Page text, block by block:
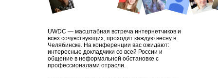
UWDC — масштабная встреча интернетчиков и
всех сочувствующих, проходит каждую весну в
Челябинске. На конференции вас ожидают:
интересные докладчики со всей России и
общение в неформальной обстановке с
профессионалами отрасли.